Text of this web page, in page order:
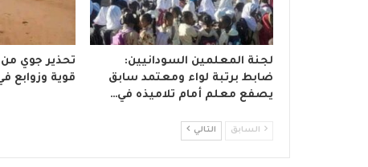
لجنة المعلمين السودانيين:
ضابط برتبة لواء ومعتمد سابق
يصفع معلم أمام تلاميذه في…
تحذير جوي من
قوية وزوابع في 6
السابق التالي